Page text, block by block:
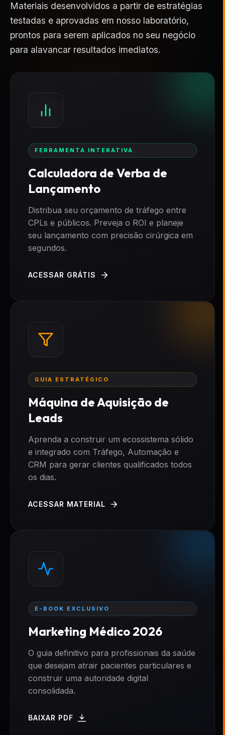
Materiais desenvolvidos a partir de estratégias
testadas e aprovadas em nosso laboratório,
prontos para serem aplicados no seu negócio
para alavancar resultados imediatos.
FERRAMENTA INTERATIVA
Calculadora de Verba de
Lançamento
Distribua seu orçamento de tráfego entre
CPLs e públicos. Preveja o ROI e planeje
seu lançamento com precisão cirúrgica em
segundos.
ACESSAR GRÁTIS
GUIA ESTRATÉGICO
Máquina de Aquisição de
Leads
Aprenda a construir um ecossistema sólido
e integrado com Tráfego, Automação e
CRM para gerar clientes qualificados todos
os dias.
ACESSAR MATERIAL
E-BOOK EXCLUSIVO
Marketing Médico 2026
O guia definitivo para profissionais da saúde
que desejam atrair pacientes particulares e
construir uma autoridade digital
consolidada.
BAIXAR PDF